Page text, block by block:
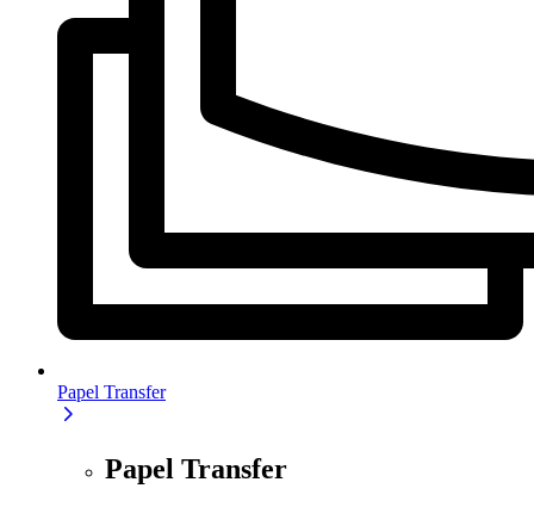
Papel Transfer
Papel Transfer